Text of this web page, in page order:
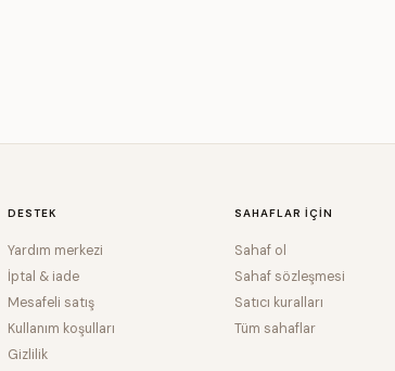
DESTEK
Yardım merkezi
İptal & iade
Mesafeli satış
Kullanım koşulları
Gizlilik
SAHAFLAR IÇIN
Sahaf ol
Sahaf sözleşmesi
Satıcı kuralları
Tüm sahaflar